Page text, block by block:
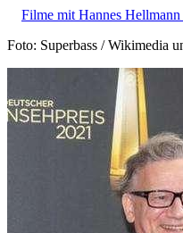
Filme mit Hannes
Foto: Superbass / Wikimedia